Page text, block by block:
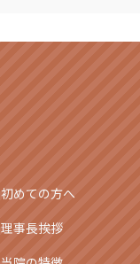
初めての方へ
理事長挨拶